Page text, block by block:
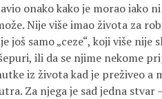
onako kako je morao iako
Nije više imao života za
još samo „ceze“, koji više nije
ili da se njime nekome
iz života kad je preživeo a
Za njega je sad jedna